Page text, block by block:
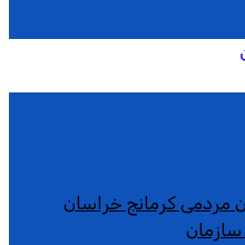
مردمی کرمانج خراسان
سازمان